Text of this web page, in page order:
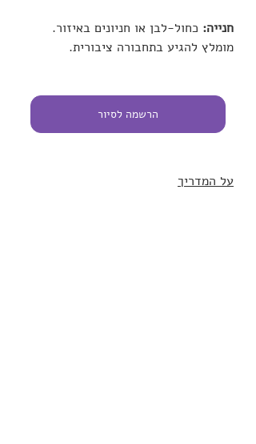
חנייה: כחול-לבן או חניונים באיזור.
מומלץ להגיע בתחבורה ציבורית.
הרשמה לסיור
על המדריך